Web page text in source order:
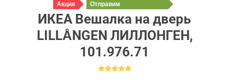
Акция
Отправим
сегодня
ИКЕА Вешалка на дверь
LILLÅNGEN ЛИЛЛОНГЕН,
101.976.71